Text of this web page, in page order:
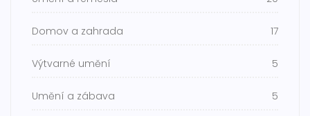
Domov a zahrada 17
Výtvarné umění 5
Umění a zábava 5